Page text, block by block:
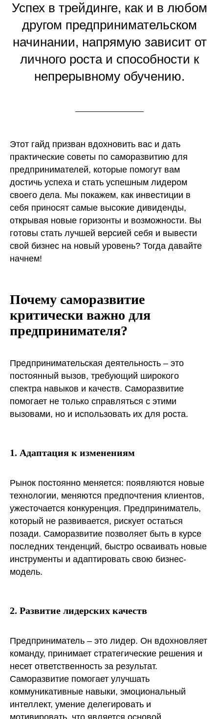
Успех в трейдинге, как и в любом
другом предпринимательском
начинании, напрямую зависит от
личного роста и способности к
непрерывному обучению.
Этот гайд призван вдохновить вас и дать
практические советы по саморазвитию для
предпринимателей, которые помогут вам
достичь успеха и стать успешным лидером
своего дела. Мы покажем, как инвестиции в
себя приносят самые высокие дивиденды,
открывая новые горизонты и возможности. Вы
готовы стать лучшей версией себя и вывести
свой бизнес на новый уровень? Тогда давайте
начнем!
Почему саморазвитие
критически важно для
предпринимателя?
Предпринимательская деятельность – это
постоянный вызов, требующий широкого
спектра навыков и качеств. Саморазвитие
помогает не только справляться с этими
вызовами, но и использовать их для роста.
1. Адаптация к изменениям
Рынок постоянно меняется: появляются новые
технологии, меняются предпочтения клиентов,
ужесточается конкуренция. Предприниматель,
который не развивается, рискует остаться
позади. Саморазвитие позволяет быть в курсе
последних тенденций, быстро осваивать новые
инструменты и адаптировать свою бизнес-
модель.
2. Развитие лидерских качеств
Предприниматель – это лидер. Он вдохновляет
команду, принимает стратегические решения и
несет ответственность за результат.
Саморазвитие помогает улучшать
коммуникативные навыки, эмоциональный
интеллект, умение делегировать и
мотивировать, что является основой